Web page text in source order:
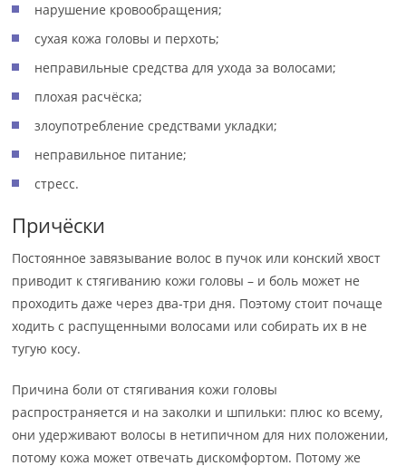
нарушение кровообращения;
сухая кожа головы и перхоть;
неправильные средства для ухода за волосами;
плохая расчёска;
злоупотребление средствами укладки;
неправильное питание;
стресс.
Причёски
Постоянное завязывание волос в пучок или конский хвост
приводит к стягиванию кожи головы – и боль может не
проходить даже через два-три дня. Поэтому стоит почаще
ходить с распущенными волосами или собирать их в не
тугую косу.
Причина боли от стягивания кожи головы
распространяется и на заколки и шпильки: плюс ко всему,
они удерживают волосы в нетипичном для них положении,
потому кожа может отвечать дискомфортом. Потому же